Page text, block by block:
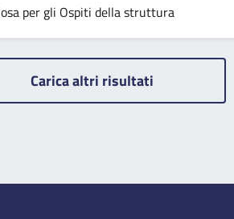
per gli Ospiti della struttura
Carica altri risultati